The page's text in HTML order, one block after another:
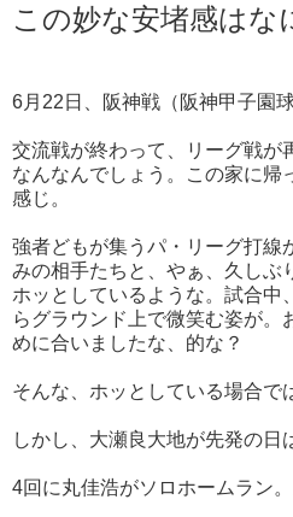
この妙な安堵感はな
6月22日、阪神戦（阪神甲子園球
交流戦が終わって、リーグ戦が
なんなんでしょう。この家に帰
感じ。
強者どもが集うパ・リーグ打線
みの相手たちと、やぁ、久しぶ
ホッとしているような。試合中
らグラウンド上で微笑む姿が。
めに合いましたな、的な？
そんな、ホッとしている場合で
しかし、大瀬良大地が先発の日
4回に丸佳浩がソロホームラン